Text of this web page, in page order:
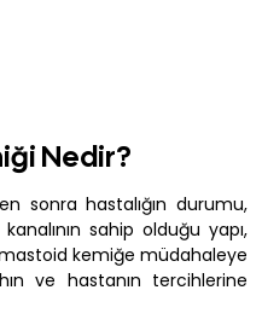
Nedir?
sonra hastalığın durumu,
sahip olduğu yapı,
kemiğe müdahaleye
ve hastanın tercihlerine